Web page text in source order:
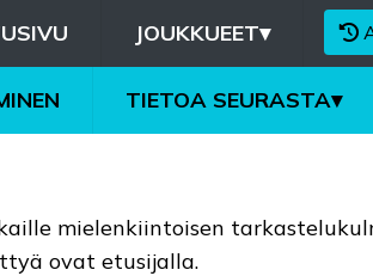
JOUKKUEET▾
TIETOA SEURASTA▾
mielenkiintoisen
ovat etusijalla.